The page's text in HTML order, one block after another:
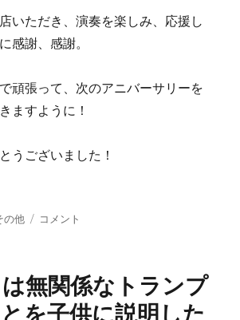
いただき、演奏を楽しみ、応援し
感謝、感謝。
頑張って、次のアニバーサリーを
ますように！
うございました！
の他
GW38
念
ラ
コメント
無関係なトランプ
を子供に説明した